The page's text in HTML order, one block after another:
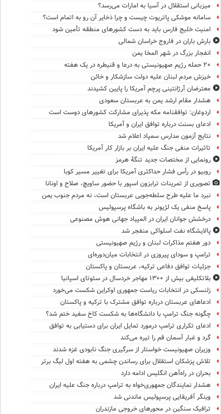
میزبانی استقلال در آسیا به امارات می‌رسد؟
سامانه موشکی پاتریوت چیست و چرا ذخایر آن رو به اتمام است؟
امنیت خلیج فارس باید به دست کشورهای منطقه تأمین شود
بارش باران در فاروج خراسان شمالی
انفجار بزرگ در شهر المخا یمن
۲۰ حمله رژیم صهیونیستی به درعا و قنیطره در یک هفته
خیزش مردم لبنان علیه دولت سازشکار و خائن
معترضان آرژانتینی پرچم آمریکا را پایین کشیدند
هشدار مقام ارشد یمن به عربستان سعودی
اردوغان: توافقنامه مکه پذیرای مشارکت کشورهای دوست است
ادعای بسنت درباره توافق ایران و آمریکا
نتایج آزمون مدارس سمپاد اعلام شد
تاثیرات منفی جنگ علیه ایران بر بازار کار آمریکا
رونمایی از مختصات جدید تنگۀ هرمز
روبیو در رأس فشار حداکثری آمریکا برای تغییر مسیر کوبا
تصویری از تمرینات ترابزون اسپور با حضور ساویچ، صلاح و اونانا
نبرد ما علیه طرح سلطه‌جویی عربستان است، نه مردم جنوب یمن
پاسخ منفی یک لژیونر به باشگاه پرسپولیس
درخشش جوانان ایران در المپیاد جهانی هوش مصنوعی
پالایشگاه نفت اسلواکی منفجر شد
دور هفتم مذاکرات لبنان و رژیم صهیونیستی
ترامپ و سودای پیروزی در انتخابات میان‌دوره‌ای
جزئیات توافق دفاعی ترکیه، عربستان و پاکستان
بلاتکلیفی بیش از ۱۳۰۰ مهاجر خردسال در سئوتای اسپانیا
زلنسکی در انتخابات ریاست جمهوری اوکراین شکست می‌خورد
ادعاهای عربستان درباره توافق مشترک با ترکیه و پاکستان
چگونه جنگ ترامپ با دانشگاه‌ها به شکست کاخ سفید ختم شد؟
ادعای تکراری ترامپ درمورد تمایل ایران برای دستیابی به توافق
گرد و غبار آسمان قم را تیره می‌کند
وزیران صهیونیست خواستار از سرگیری جنگ نابودی غزه شدند
تلاش پزشکان استقلال برای رساندن چشمی به هفته اول لیگ برتر
بحران در راه‌آهن انگلیس ادامه دارد
هشدار نمایندگان جمهوری‌خواه به ترامپ درباره جنگ علیه ایران
وینگر آفریقایی پرسپولیس ماندنی شد
ترافیک سنگین در محورهای خروجی مازندران